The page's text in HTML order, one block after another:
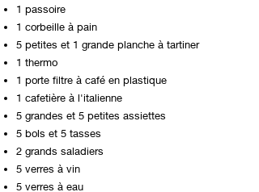
1 passoire
1 corbeille à pain
5 petites et 1 grande planche à tartiner
1 thermo
1 porte filtre à café en plastique
1 cafetière à l'italienne
5 grandes et 5 petites assiettes
5 bols et 5 tasses
2 grands saladiers
5 verres à vin
5 verres à eau